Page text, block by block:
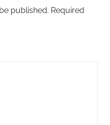
published. Required